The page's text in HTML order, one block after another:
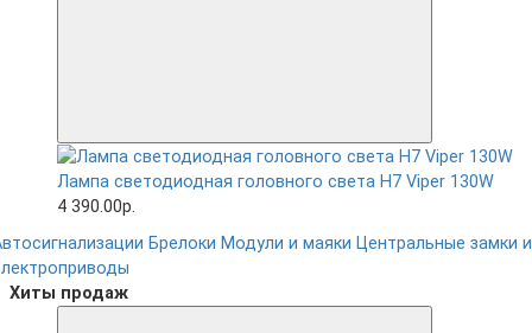
Лампа светодиодная головного света H7 Viper 130W
4 390.00р.
Брелоки Модули и маяки Центральные замки и
Хиты продаж